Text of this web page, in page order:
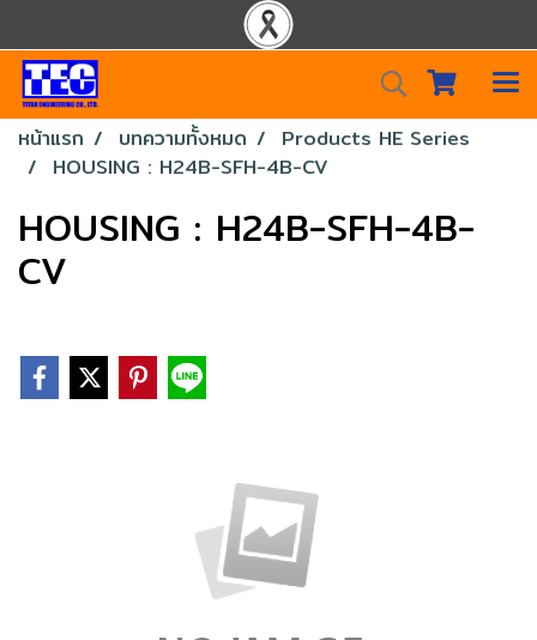
หน้าแรก บทความทั้งหมด
Products HE Series
HOUSING : H24B-SFH-4B-CV
HOUSING : H24B-SFH-4B-
CV